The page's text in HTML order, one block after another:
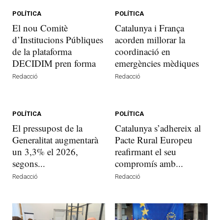
POLÍTICA
El nou Comitè
d’Institucions Públiques
de la plataforma
DECIDIM pren forma
Redacció
POLÍTICA
Catalunya i França
acorden millorar la
coordinació en
emergències mèdiques
Redacció
POLÍTICA
El pressupost de la
Generalitat augmentarà
un 3,3% el 2026,
segons...
Redacció
POLÍTICA
Catalunya s’adhereix al
Pacte Rural Europeu
reafirmant el seu
compromís amb...
Redacció